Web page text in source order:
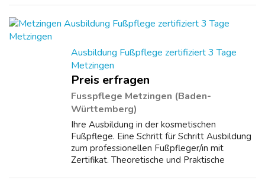
Nagelveränderungen, Vorbe...
Ausbildung Fußpflege zertifiziert 3 Tage
Metzingen
Preis erfragen
Fusspflege Metzingen (Baden-
Württemberg)
Ihre Ausbildung in der kosmetischen
Fußpflege. Eine Schritt für Schritt Ausbildung
zum professionellen Fußpfleger/in mit
Zertifikat. Theoretische und Praktische